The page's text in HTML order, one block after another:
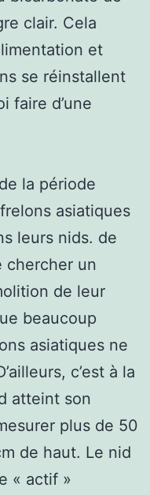
clair. Cela
et
se réinstallent
faire d’une
la période
asiatiques
leurs nids. de
chercher un
de leur
beaucoup
asiatiques ne
c’est à la
atteint son
plus de 50
de haut. Le nid
« actif »